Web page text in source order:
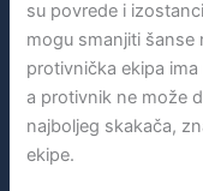
su povrede i
mogu smanjiti šanse
protivnička ekipa
a protivnik ne može
najboljeg skakača,
ekipe.